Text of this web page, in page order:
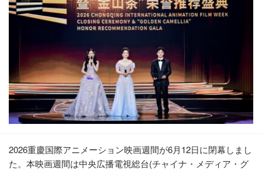
2026重慶国際アニメーション映画週間が6月12日に閉幕しまし
た。本映画週間は中央広播電視総台(チャイナ・メディア・グ